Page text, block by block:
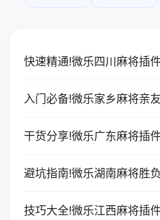
快速精通!微乐四川麻将插
入门必备!微乐家乡麻将亲
干货分享!微乐广东麻将插
避坑指南!微乐湖南麻将胜
技巧大全!微乐江西麻将插